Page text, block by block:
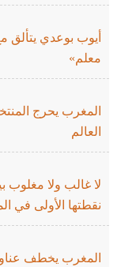
أيوب بوعدي
معلم»
المغرب يحرج
العالم
لا غالب ولا مغلوب
نقطتها الأولى في
المغرب يخطف